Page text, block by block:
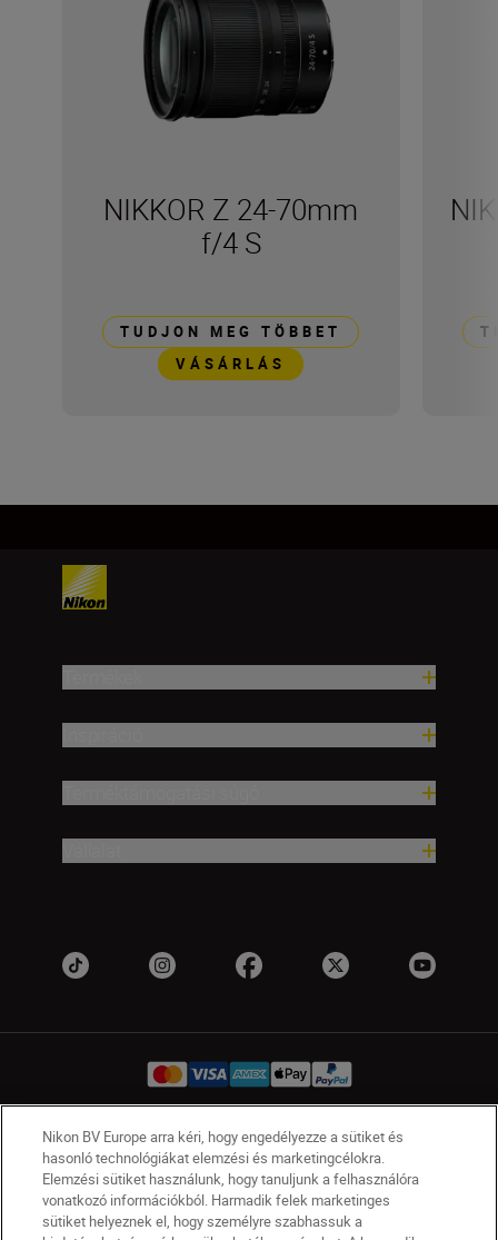
NIKKOR Z 24-70mm
f/4 S
TUDJON MEG TÖBBET
VÁSÁRLÁS
HU Nikon Sites
Lépjen kapcsolatba velünk
Adatvédelmi nyilatkozat
Jogi nyilatkozat
Nikon Store szerződési feltételek
Nikon BV Europe arra kéri, hogy engedélyezze a sütiket és
hasonló technológiákat elemzési és marketingcélokra.
Elemzési sütiket használunk, hogy tanuljunk a felhasználóra
vonatkozó információkból. Harmadik felek marketinges
sütiket helyeznek el, hogy személyre szabhassuk a